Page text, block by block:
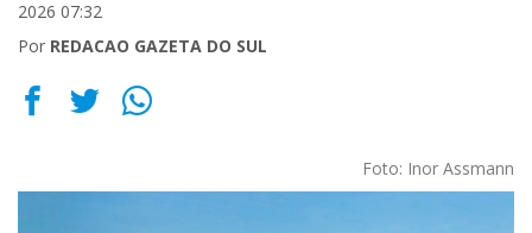
2026 07:32
Por REDACAO GAZETA DO SUL
Foto: Inor Assmann